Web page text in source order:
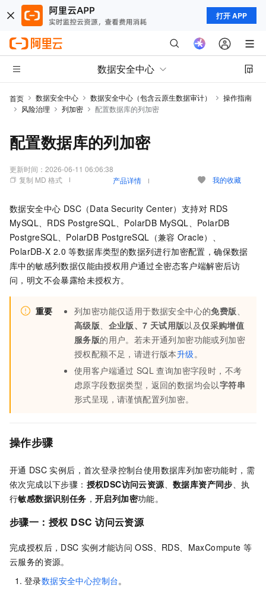
打开 APP
数据安全中心
首页 数据安全中心 数据安全中心（包含云原生数据审计）
操作指南
风险治理
列加密 配置数据库的列加密
配置数据库的列加密
更新时间： 2026-06-11 06:06:38
复制 MD 格式
产品详情 我的收藏
数据安全中心 DSC（Data Security Center） 支持对 RDS
MySQL、RDS PostgreSQL、PolarDB MySQL、PolarDB
PostgreSQL、PolarDB PostgreSQL（兼容 Oracle）、
PolarDB-X 2.0 等数据库类型的数据列进行加密配置，确保数据
库中的敏感列数据仅能由授权用户通过全密态客户端解密后访
问，明文不会暴露给未授权方。
重要 列加密功能仅适用于数据安全中心的免费版、
高级版、 企业版、7 天试用版以及仅采购增值
服务版的用户。若未开通列加密功能或列加密
授权配额不足，请进行版本升级。
使用客户端通过 SQL 查询加密字段时，不考
虑原字段数据类型，返回的数据均会以字符串
形式呈现，请谨慎配置列加密。
操作步骤
开通 DSC 实例后，首次登录控制台使用数据库列加密功能时，需
依次完成以下步骤： 授权DSC访问云资源、数据库资产同步、执
行敏感数据识别任务 ，开启列加密功能。
步骤一：授权 DSC 访问云资源
完成授权后， DSC 实例才能访问 OSS、RDS、MaxCompute 等
云服务的资源。
登录数据安全中心控制台。